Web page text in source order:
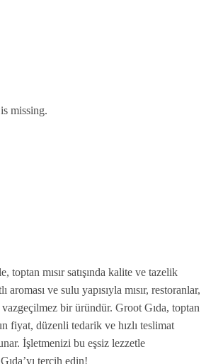
missing.
toptan mısır satışında kalite ve tazelik
aroması ve sulu yapısıyla mısır, restoranlar,
bir üründür. Groot Gıda, toptan
fiyat, düzenli tedarik ve hızlı teslimat
İşletmenizi bu eşsiz lezzetle
tercih edin!